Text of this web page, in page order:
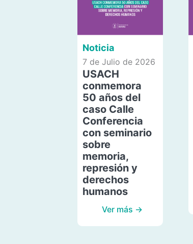
Noticia
7 de Julio de 2026
USACH
conmemora
50 años del
caso Calle
Conferencia
con seminario
sobre
memoria,
represión y
derechos
humanos
Ver más →